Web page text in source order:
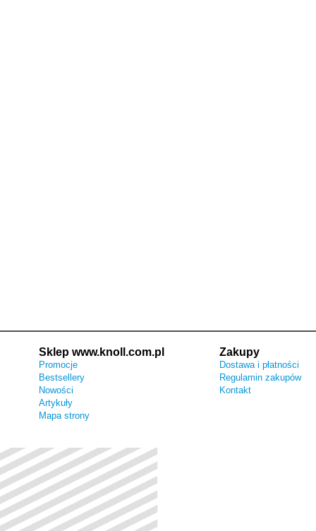
Sklep www.knoll.com.pl
Promocje
Bestsellery
Nowości
Artykuły
Mapa strony
Zakupy
Dostawa i płatności
Regulamin zakupów
Kontakt